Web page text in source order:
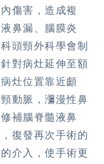
傷害，造成複
鼻漏、腦膜炎
頭頸外科學會制
對病灶延伸至額
灶位置靠近顱
動脈，瀰漫性鼻
補腦脊髓液鼻
復發再次手術的
介入，使手術更